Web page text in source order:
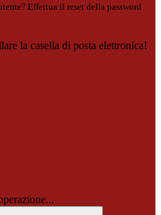
Effettua il reset della password
la casella di posta elettronica!